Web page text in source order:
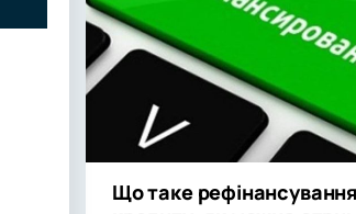
Що таке рефінансування